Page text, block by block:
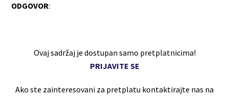
ODGOVOR:
Ovaj sadržaj je dostupan samo pretplatnicima!
PRIJAVITE SE
Ako ste zainteresovani za pretplatu kontaktirajte nas na